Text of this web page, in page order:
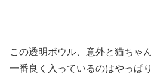
この透明ボウル、意外と猫ちゃ
一番良く入っているのはやっぱ